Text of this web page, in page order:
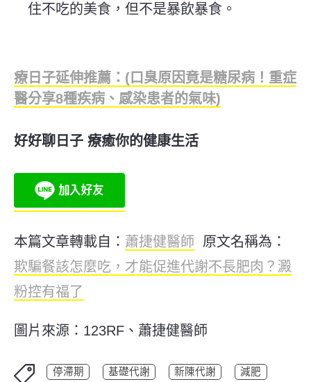
住不吃的美食，但不是暴飲暴食。
療日子延伸推薦：(口臭原因竟是糖尿病！重症
醫分享8種疾病、感染患者的氣味)
好好聊日子 療癒你的健康生活
本篇文章轉載自： 蕭捷健醫師 原文名稱為：
欺騙餐該怎麼吃，才能促進代謝不長肥肉？澱
粉控有福了
圖片來源：123RF、蕭捷健醫師
停滯期 基礎代謝 新陳代謝
減肥